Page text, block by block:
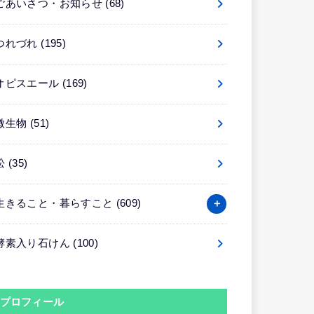
あいさつ・お知らせ (68)
れづれ (195)
ピスエール (169)
生物 (51)
(35)
きること・暮らすこと (609)
素入り石けん (100)
プロフィール